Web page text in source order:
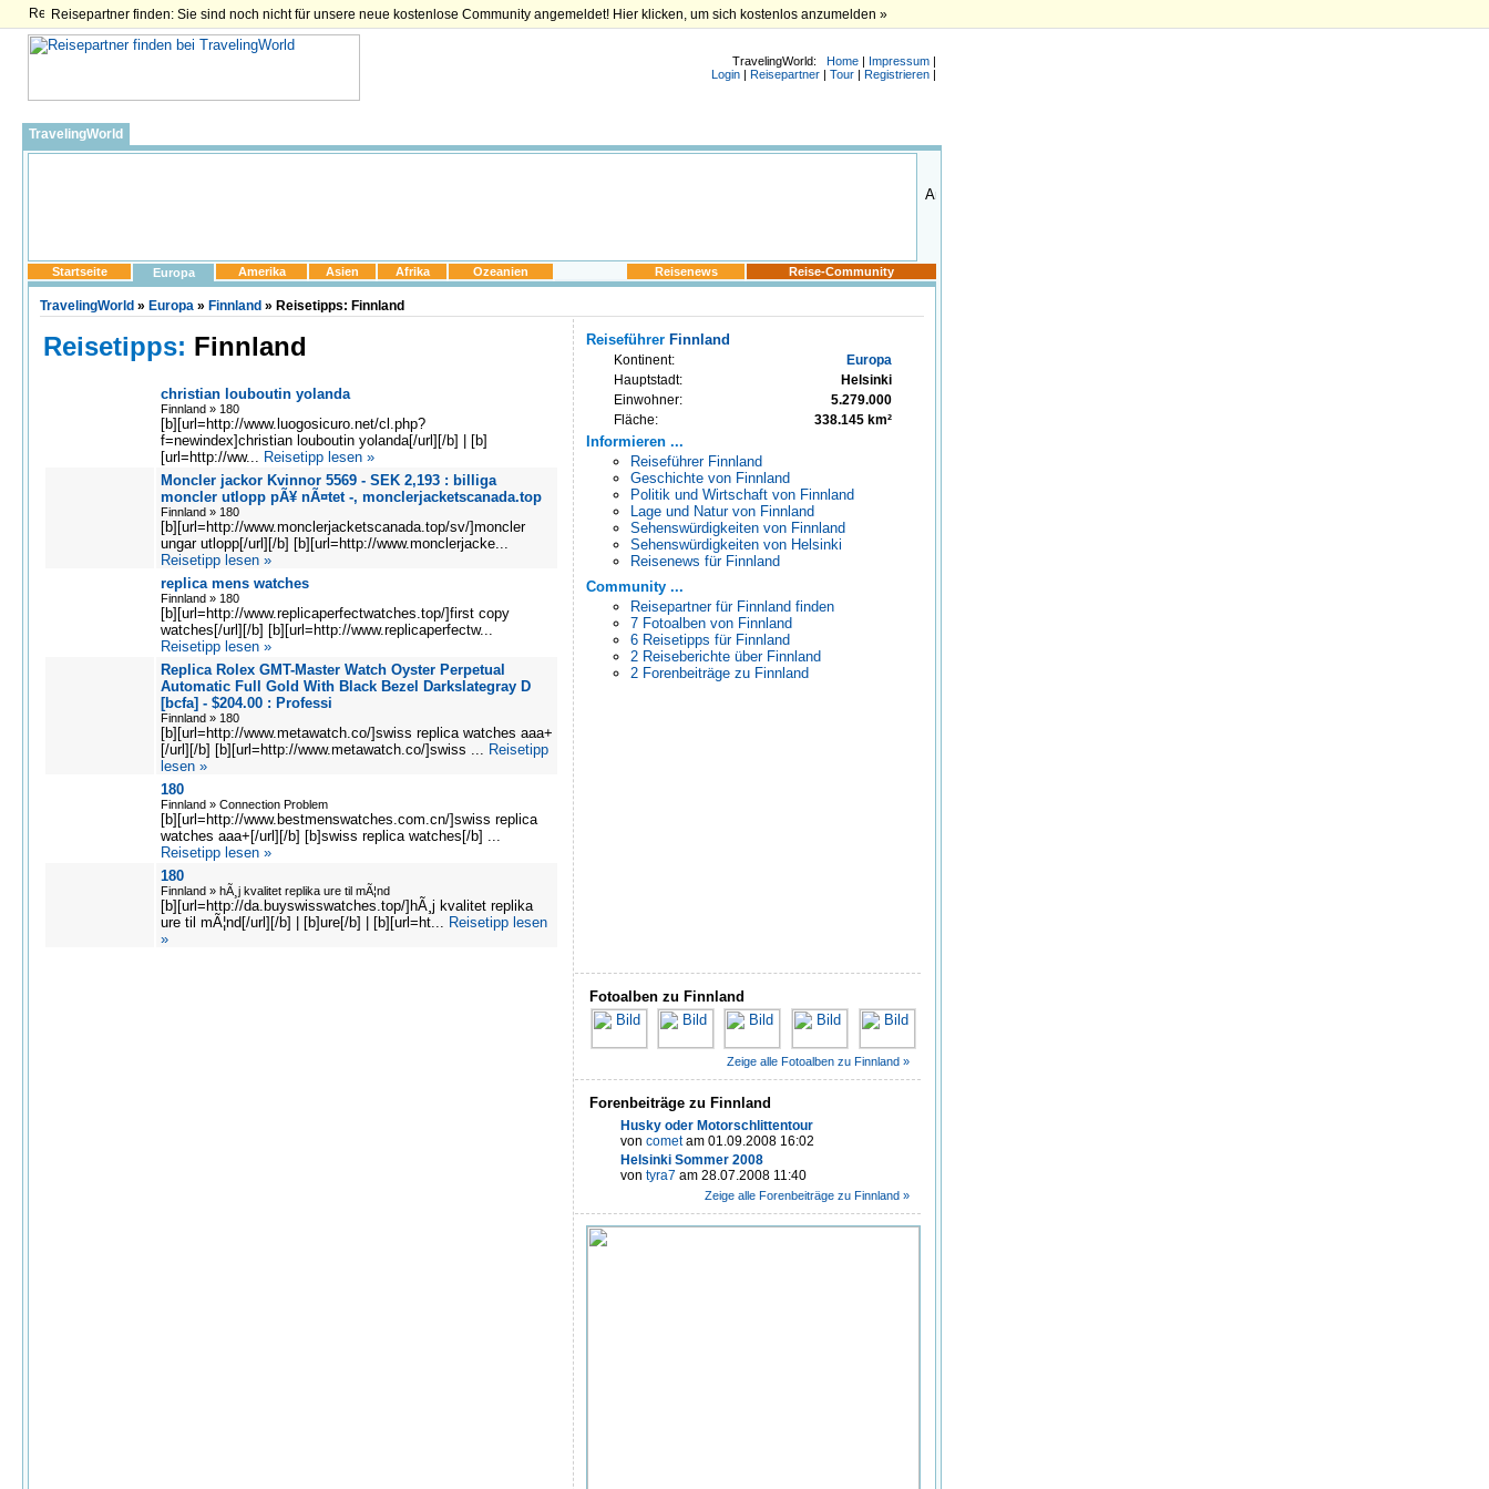
Reisepartner finden: Sie sind noch nicht für unsere neue kostenlose Community angemeldet! Hier klicken, um sich kostenlos anzumelden »
TravelingWorld: Home | Impressum |
Login | Reisepartner | Tour | Registrieren |
TravelingWorld
Startseite Europa Amerika Asien Afrika Ozeanien Reisenews Reise-Community
TravelingWorld » Europa » Finnland » Reisetipps: Finnland
Reisetipps: Finnland
christian louboutin yolanda
Finnland » 180
[b][url=http://www.luogosicuro.net/cl.php?
f=newindex]christian louboutin yolanda[/url][/b] | [b]
[url=http://ww... Reisetipp lesen »
Moncler jackor Kvinnor 5569 - SEK 2,193 : billiga
moncler utlopp pÃ¥ nÃ¤tet -, monclerjacketscanada.top
Finnland » 180
[b][url=http://www.monclerjacketscanada.top/sv/]moncler
ungar utlopp[/url][/b] [b][url=http://www.monclerjacke...
Reisetipp lesen »
replica mens watches
Finnland » 180
[b][url=http://www.replicaperfectwatches.top/]first copy
watches[/url][/b] [b][url=http://www.replicaperfectw...
Reisetipp lesen »
Replica Rolex GMT-Master Watch Oyster Perpetual
Automatic Full Gold With Black Bezel Darkslategray D
[bcfa] - $204.00 : Professi
Finnland » 180
[b][url=http://www.metawatch.co/]swiss replica watches aaa+
[/url][/b] [b][url=http://www.metawatch.co/]swiss ... Reisetipp
lesen »
180
Finnland » Connection Problem
[b][url=http://www.bestmenswatches.com.cn/]swiss replica
watches aaa+[/url][/b] [b]swiss replica watches[/b] ...
Reisetipp lesen »
180
Finnland » hÃ¸j kvalitet replika ure til mÃ¦nd
[b][url=http://da.buyswisswatches.top/]hÃ¸j kvalitet replika
ure til mÃ¦nd[/url][/b] | [b]ure[/b] | [b][url=ht... Reisetipp lesen
»
Reiseführer Finnland
Kontinent:
Europa
Hauptstadt:
Helsinki
Einwohner:
5.279.000
Fläche:
338.145 km²
Informieren ...
Reiseführer Finnland
Geschichte von Finnland
Politik und Wirtschaft von Finnland
Lage und Natur von Finnland
Sehenswürdigkeiten von Finnland
Sehenswürdigkeiten von Helsinki
Reisenews für Finnland
Community ...
Reisepartner für Finnland finden
7 Fotoalben von Finnland
6 Reisetipps für Finnland
2 Reiseberichte über Finnland
2 Forenbeiträge zu Finnland
Fotoalben zu Finnland
Zeige alle Fotoalben zu Finnland »
Forenbeiträge zu Finnland
Husky oder Motorschlittentour
von cometam 01.09.2008 16:02
Helsinki Sommer 2008
von tyra7 am 28.07.2008 11:40
Zeige alle Forenbeiträge zu Finnland »